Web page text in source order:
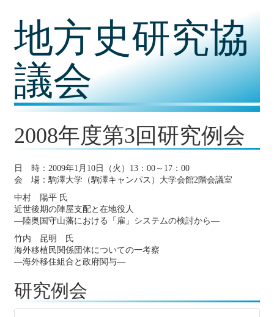
地方史研究協
議会
2008年度第3回研究例会
日 時：2009年1月10日（火）13：00～17：00
会 場：駒澤大学（駒澤キャンパス）大学会館2階会議室
中村 陽平 氏
近世後期の陣屋支配と在地役人
―陸奥国守山藩における「雇」システムの検討から―
竹内 昆明 氏
海外移植民関係団体についての一考察
―海外移住組合と政府関与―
研究例会